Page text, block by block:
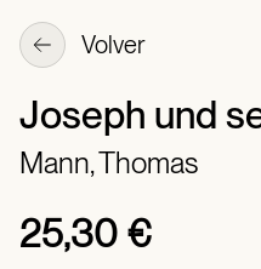
Volver
Joseph und
Mann, Thomas
25,30 €